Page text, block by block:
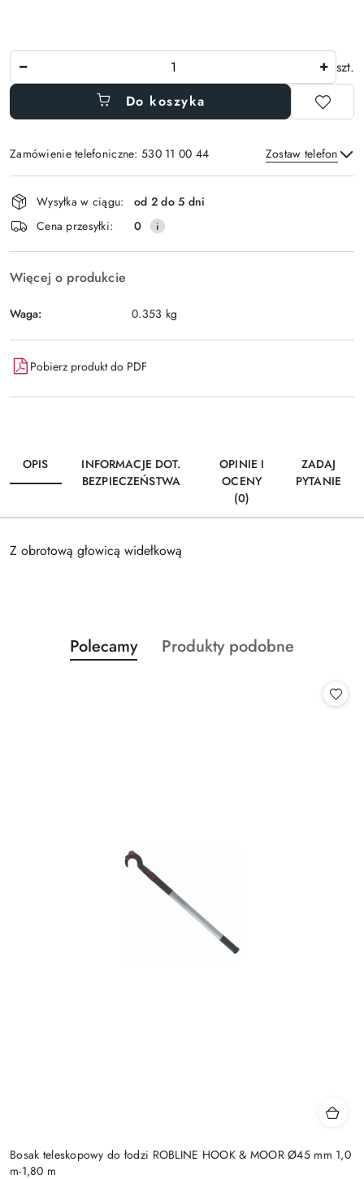
szt.
Do koszyka
Zamówienie telefoniczne: 530 11 00 44 Zostaw telefon
Wyślij
Dostępność
i
dostawa
Wysyłka w ciągu:
od 2 do 5 dni
Cena przesyłki:
0
Więcej o produkcie
Waga: 0.353 kg
Pobierz produkt do PDF
OPIS
INFORMACJE DOT.
BEZPIECZEŃSTWA
OPINIE I
OCENY
(0)
ZADAJ
PYTANIE
Z obrotową głowicą widełkową
Pomiń karuzelę produktów
Produkty
o
Polecamy
Produkty
Produkty podobne
Bosak teleskopowy do łodzi ROBLINE HOOK & MOOR Ø45 mm 1,0
m-1,80 m